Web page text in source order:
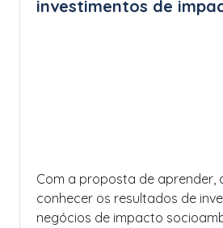
investimentos de
Com a proposta de aprender,
conhecer os resultados de
negócios de impacto